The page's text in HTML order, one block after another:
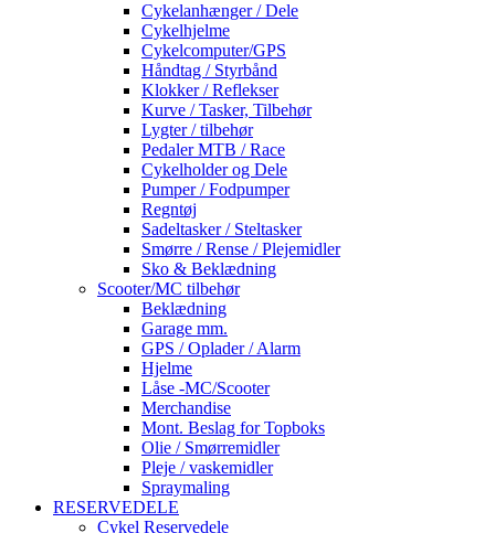
Cykelanhænger / Dele
Cykelhjelme
Cykelcomputer/GPS
Håndtag / Styrbånd
Klokker / Reflekser
Kurve / Tasker, Tilbehør
Lygter / tilbehør
Pedaler MTB / Race
Cykelholder og Dele
Pumper / Fodpumper
Regntøj
Sadeltasker / Steltasker
Smørre / Rense / Plejemidler
Sko & Beklædning
Scooter/MC tilbehør
Beklædning
Garage mm.
GPS / Oplader / Alarm
Hjelme
Låse -MC/Scooter
Merchandise
Mont. Beslag for Topboks
Olie / Smørremidler
Pleje / vaskemidler
Spraymaling
RESERVEDELE
Cykel Reservedele